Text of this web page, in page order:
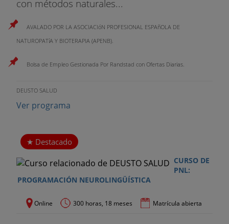
con métodos naturales...
AVALADO POR LA ASOCIACIóN PROFESIONAL ESPAñOLA DE
NATUROPATíA Y BIOTERAPIA (APENB).
Bolsa de Empleo Gestionada Por Randstad con Ofertas Diarias.
DEUSTO SALUD
Ver programa
Destacado
CURSO DE
PNL:
PROGRAMACIÓN NEUROLINGÜÍSTICA
Online 300 horas, 18 meses Matrícula abierta